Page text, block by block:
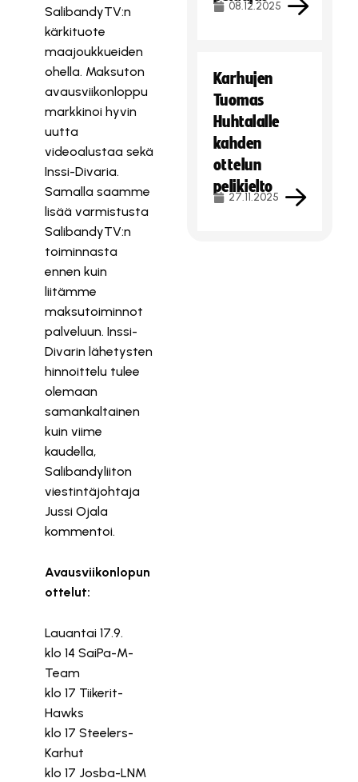
SalibandyTV:n
kärkituote
maajoukkueiden
ohella. Maksuton
avausviikonloppu
markkinoi hyvin
uutta
videoalustaa sekä
Inssi-Divaria.
Samalla saamme
lisää varmistusta
SalibandyTV:n
toiminnasta
ennen kuin
liitämme
maksutoiminnot
palveluun. Inssi-
Divarin lähetysten
hinnoittelu tulee
olemaan
samankaltainen
kuin viime
kaudella,
Salibandyliiton
viestintäjohtaja
Jussi Ojala
kommentoi.
Avausviikonlopun
ottelut:
Lauantai 17.9.
klo 14 SaiPa-M-
Team
klo 17 Tiikerit-
Hawks
klo 17 Steelers-
Karhut
klo 17 Josba-LNM
08.12.2025
Karhujen
Tuomas
Huhtalalle
kahden
ottelun
pelikielto
27.11.2025